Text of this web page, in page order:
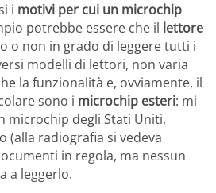
i motivi per cui un microchip
potrebbe essere che il lettore
o non in grado di leggere tutti i
modelli di lettori, non varia
la funzionalità e, ovviamente, il
sono i microchip esteri: mi
microchip degli Stati Uniti,
radiografia si vedeva
in regola, ma nessun
a leggerlo.